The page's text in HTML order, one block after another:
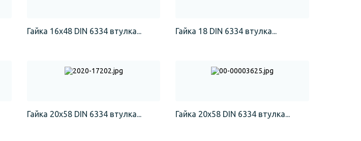
Гайка 16х48 DIN 6334 втулка... Гайка 18 DIN 6334 втулка...
Гайка 20х58 DIN 6334 втулка... Гайка 20х58 DIN 6334 втулка...